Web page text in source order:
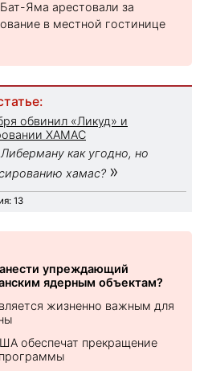
Яма арестовали за
в местной гостинице
обвинил «Ликуд» и
ХАМАС
как угодно, но
хамас? »
13
упреждающий
ядерным объектам?
жизненно важным для
обеспечат прекращение